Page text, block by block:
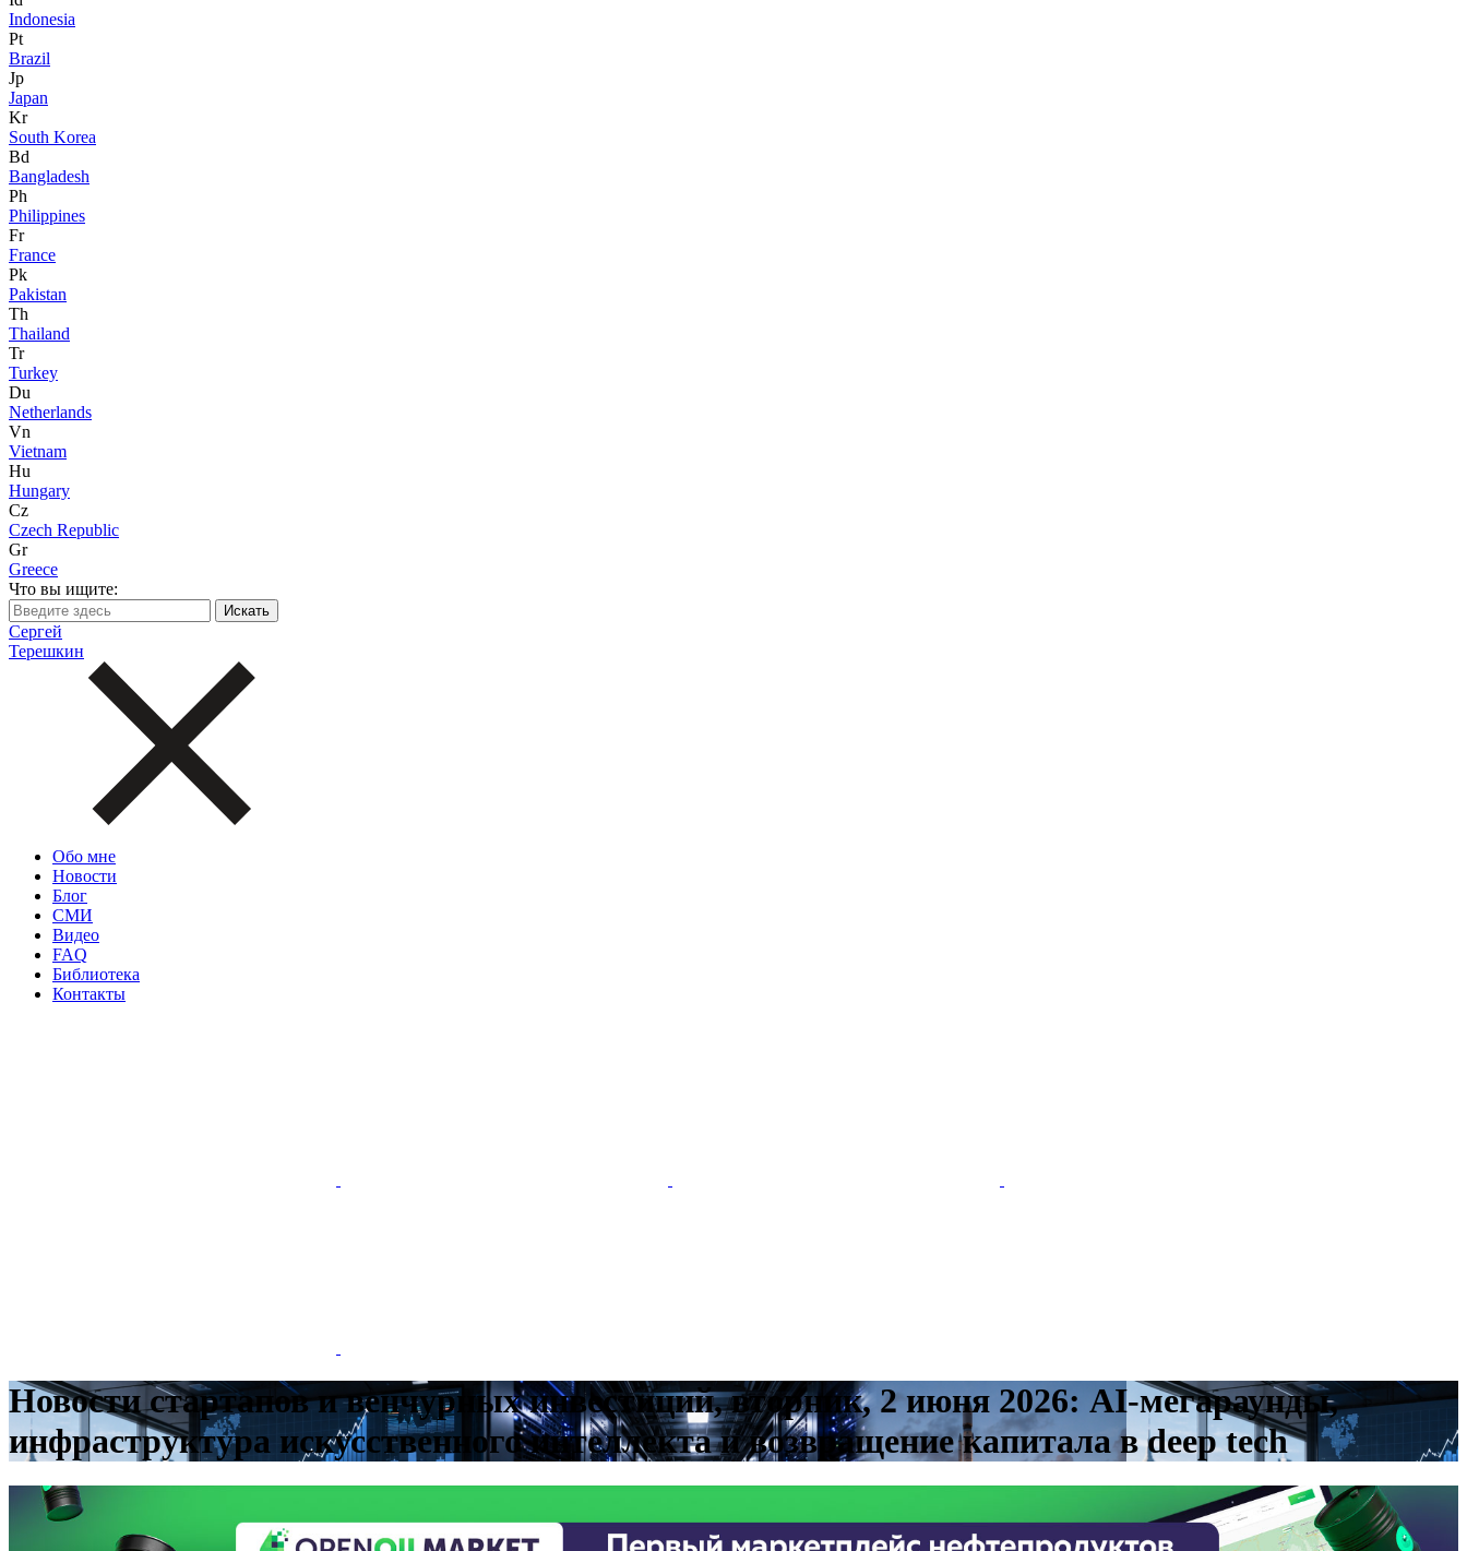
Indonesia
Pt
Brazil
Jp
Japan
Kr
South Korea
Bd
Bangladesh
Ph
Philippines
Fr
France
Pk
Pakistan
Th
Thailand
Tr
Turkey
Du
Netherlands
Vn
Vietnam
Hu
Hungary
Cz
Czech Republic
Gr
Greece
Что вы ищите:
Сергей
Терешкин
Обо мне
Новости
Блог
СМИ
Видео
FAQ
Библиотека
Контакты
Новости стартапов и венчурных инвестиций, вторник, 2 июня 2026: AI-мегараунды,
инфраструктура искусственного интеллекта и возвращение капитала в deep tech